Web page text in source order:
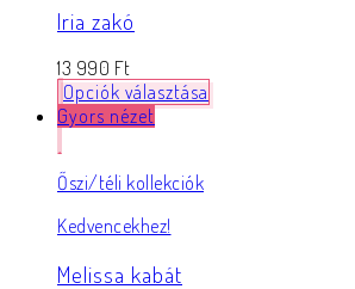
Iria zakó
13 990 Ft
Opciók választása
Gyors nézet
Őszi/téli kollekciók
Kedvencekhez!
Melissa kabát